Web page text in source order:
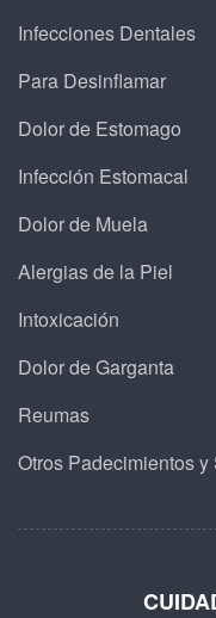
Infecciones Dentales
Para Desinflamar
Dolor de Estomago
Infección Estomacal
Dolor de Muela
Alergias de la Piel
Intoxicación
Dolor de Garganta
Reumas
Otros Padecimientos y